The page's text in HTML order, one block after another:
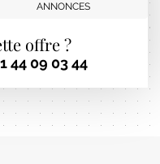
ANNONCES
offre ?
44 09 03 44